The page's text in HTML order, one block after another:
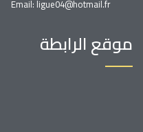
Email: ligue04@hotmail.fr
موقع الرابطة